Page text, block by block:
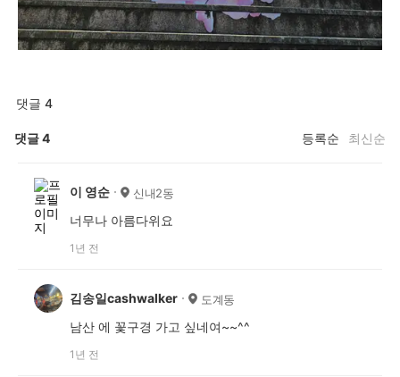
댓글 4
댓글4 등록순 최신순
이 영순 신내2동
너무나 아름다위요
1년 전
김송일cashwalker 도계동
남산 에 꽃구경 가고 싶네여~~^^
1년 전